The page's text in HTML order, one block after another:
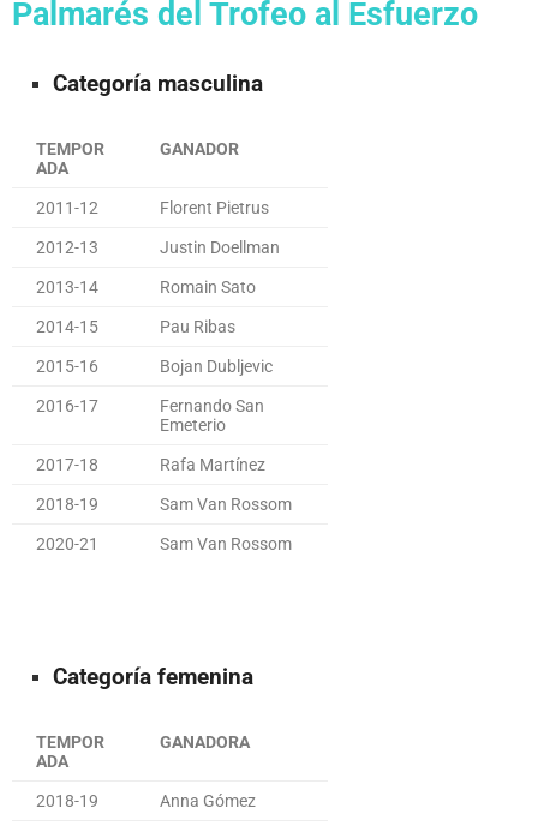
Palmarés del Trofeo al Esfuerzo
Categoría masculina
TEMPOR
ADA
GANADOR
2011-12 Florent Pietrus
2012-13 Justin Doellman
2013-14 Romain Sato
2014-15 Pau Ribas
2015-16 Bojan Dubljevic
2016-17
Fernando San
Emeterio
2017-18 Rafa Martínez
2018-19 Sam Van Rossom
2020-21 Sam Van Rossom
Categoría femenina
TEMPOR
ADA
GANADORA
2018-19 Anna Gómez